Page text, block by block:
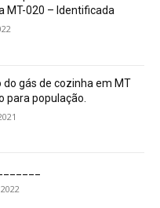
MT-020 – Identificada
do gás de cozinha em MT
para população.